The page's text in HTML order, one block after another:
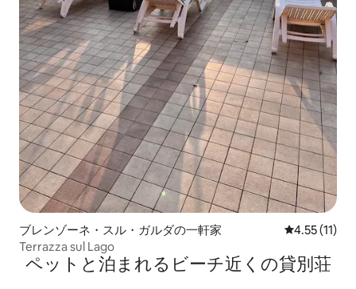
ブレンゾーネ・スル・ガルダの一軒家 レビュー11
4.55 (11)
Terrazza sul Lago
ペットと泊まれるビーチ近くの貸別荘